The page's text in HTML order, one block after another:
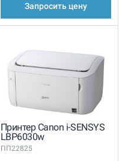
Запросить цену
Принтер Canon i-SENSYS
LBP6030w
ПП22825